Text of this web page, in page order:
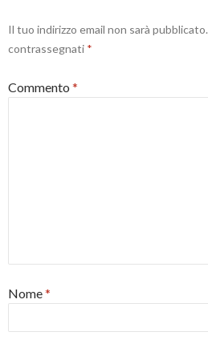
Il tuo indirizzo email non sarà pubblicato.
contrassegnati *
Commento *
Nome*